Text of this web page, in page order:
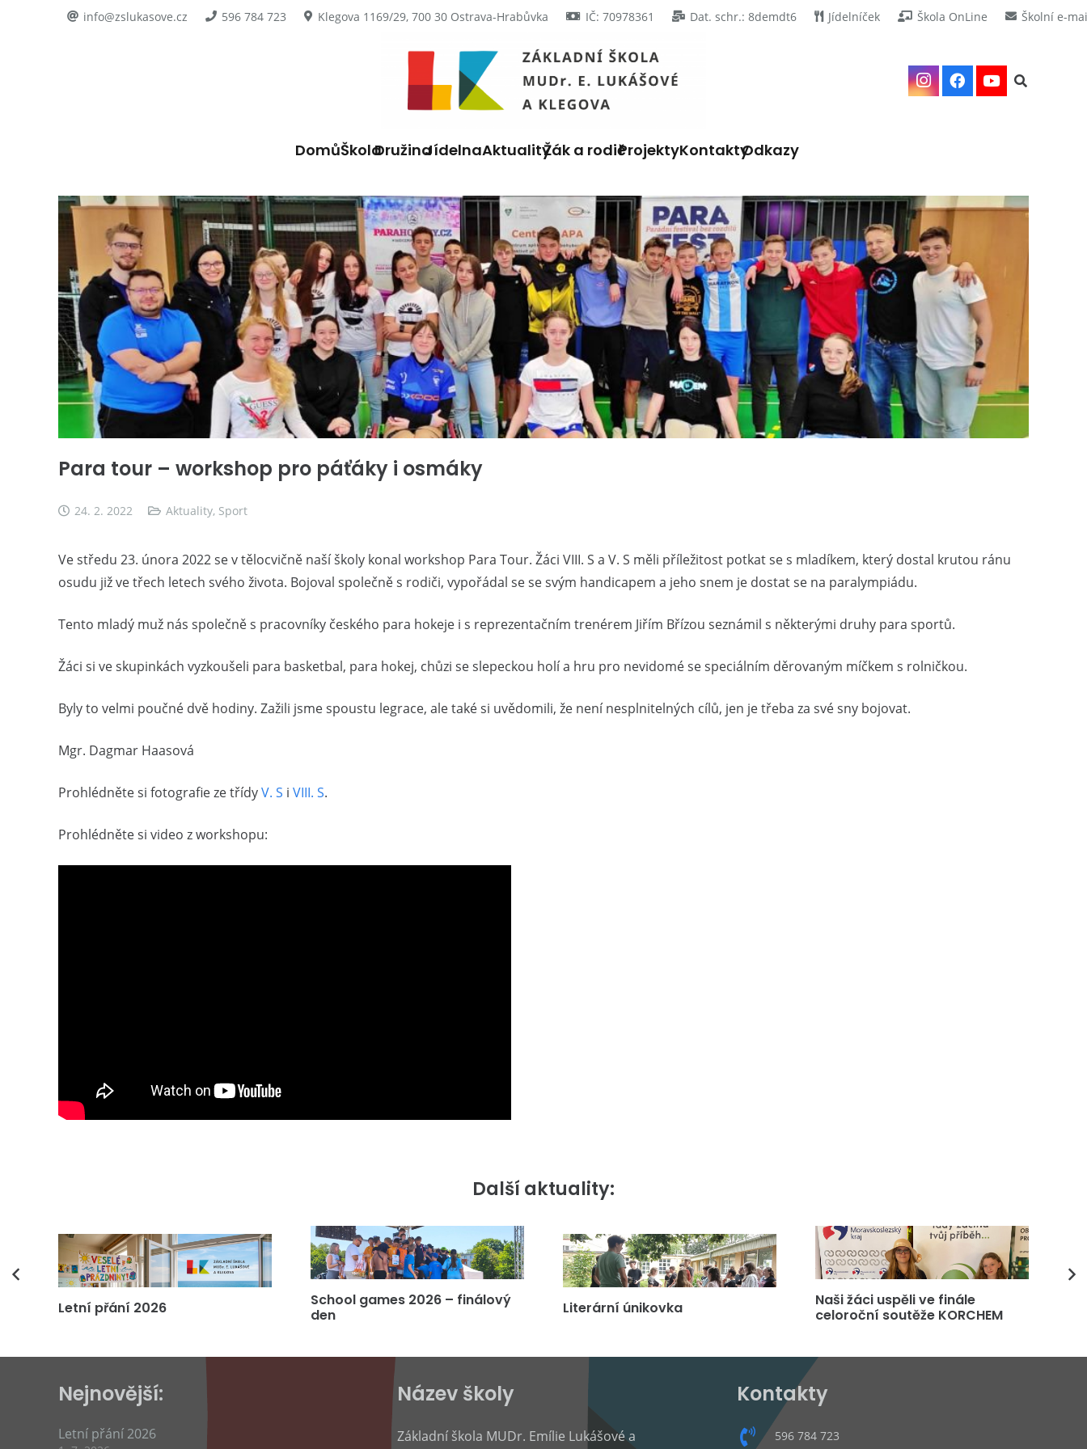
info@zslukasove.cz 596 784 723 Klegova 1169/29, 700 30 Ostrava-Hrabůvka IČ: 70978361 Dat. schr.: 8demdt6 Jídelníček Škola OnLine Školní e-
DomůŠkolaDružinaJídelnaAktualityŽák a rodičProjektyKontaktyOdkazy
Para tour – workshop pro páťáky i osmáky
24. 2. 2022 Aktuality, Sport
Ve středu 23. února 2022 se v tělocvičně naší školy konal workshop Para Tour. Žáci VIII. S a V. S měli příležitost potkat se s mladíkem, který dostal krutou ránu
osudu již ve třech letech svého života. Bojoval společně s rodiči, vypořádal se se svým handicapem a jeho snem je dostat se na paralympiádu.
Tento mladý muž nás společně s pracovníky českého para hokeje i s reprezentačním trenérem Jiřím Břízou seznámil s některými druhy para sportů.
Žáci si ve skupinkách vyzkoušeli para basketbal, para hokej, chůzi se slepeckou holí a hru pro nevidomé se speciálním děrovaným míčkem s rolničkou.
Byly to velmi poučné dvě hodiny. Zažili jsme spoustu legrace, ale také si uvědomili, že není nesplnitelných cílů, jen je třeba za své sny bojovat.
Mgr. Dagmar Haasová
Prohlédněte si fotografie ze třídyV. S i VIII. S.
Prohlédněte si video z workshopu:
Další aktuality:
Letní přání 2026
School games 2026 – finálový
den
Literární únikovka
Naši žáci uspěli ve finále
celoroční soutěže KORCHEM
Nejnovější:
Letní přání 2026
Název školy
Základní škola MUDr. Emílie Lukášové a
Kontakty
596 784 723